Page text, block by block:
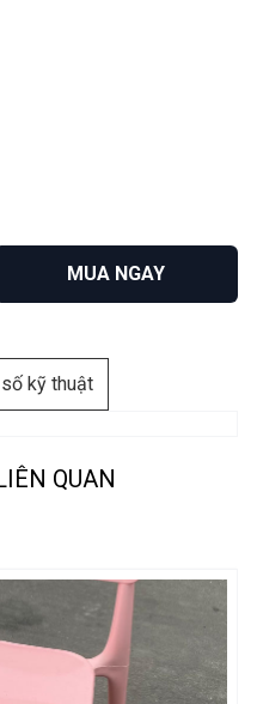
MUA NGAY
kỹ thuật
QUAN